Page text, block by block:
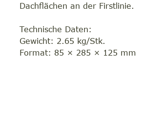
Dachflächen an der Firstlinie.
Technische Daten:
Gewicht: 2.65 kg/Stk.
Format: 85 × 285 × 125 mm